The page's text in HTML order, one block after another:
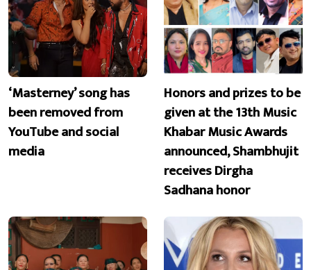
‘Masterney’ song has
been removed from
YouTube and social
media
Honors and prizes to be
given at the 13th Music
Khabar Music Awards
announced, Shambhujit
receives Dirgha
Sadhana honor